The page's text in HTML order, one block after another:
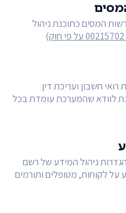
המסים כתוכנת ניהול
)
חשבון ועריכת דין
לוודא שהמערכת עומדת בכל
ניהול המידע של רשם
על לקוחות, מטופלים ותורמים